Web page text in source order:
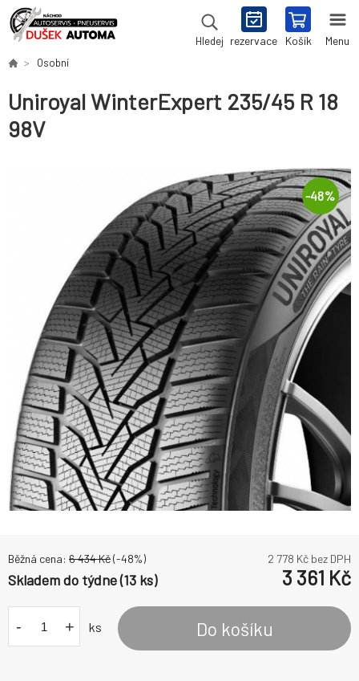
Hledej rezervace Košík Menu
Osobní
Uniroyal WinterExpert 235/45 R 18
98V
-48%
Běžná cena: 6 434Kč(-48%) 2 778 Kč bez DPH
Skladem do týdne (13 ks) 3 361 Kč
- + ks Do košíku